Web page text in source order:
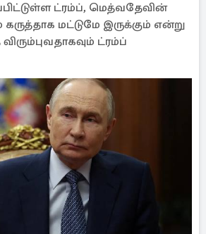
ட்ரம்ப், மெத்வதேவின்
மட்டுமே இருக்கும் என்று
ட்ரம்ப்